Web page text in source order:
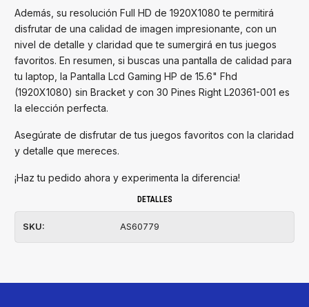
Además, su resolución Full HD de 1920X1080 te permitirá
disfrutar de una calidad de imagen impresionante, con un
nivel de detalle y claridad que te sumergirá en tus juegos
favoritos. En resumen, si buscas una pantalla de calidad para
tu laptop, la Pantalla Lcd Gaming HP de 15.6" Fhd
(1920X1080) sin Bracket y con 30 Pines Right L20361-001 es
la elección perfecta.
Asegúrate de disfrutar de tus juegos favoritos con la claridad
y detalle que mereces.
¡Haz tu pedido ahora y experimenta la diferencia!
DETALLES
SKU: AS60779